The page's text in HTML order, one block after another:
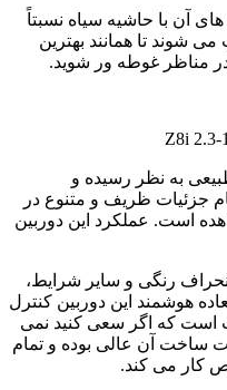
آن با حاشیه سیاه نسبتاً
شوند تا همانند بهترین
مناظر غوطه ور شوید.
به نظر رسیده و
جزئیات ظریف و متنوع در
است. عملکرد این دوربین
رنگی و سایر شرایط،
هوشمند این دوربین کنترل
که اگر سعی کنید نمی
ساخت آن عالی بوده و تمام
کار می کند.